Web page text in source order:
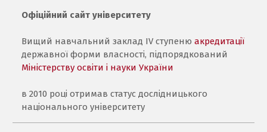
Офіційний сайт університету
Вищий навчальний заклад IV ступенюакредитації
державної форми власності, підпорядкований
Міністерству освіти і науки України
в 2010 році отримав статус дослідницького
національного університету